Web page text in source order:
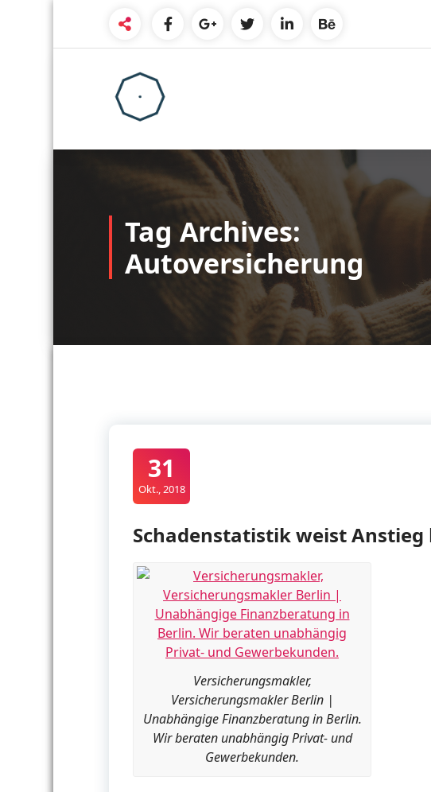
content
Tag Archives:
Autoversicherung
31
Okt., 2018
Schadenstatistik weist
Versicherungsmakler,
Versicherungsmakler Berlin |
Unabhängige Finanzberatung in Berlin.
Wir beraten unabhängig Privat- und
Gewerbekunden.